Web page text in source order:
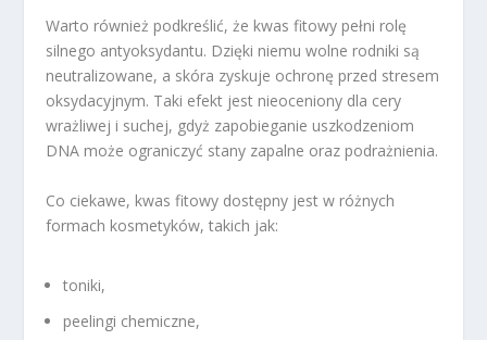
Warto również podkreślić, że kwas fitowy pełni rolę
silnego antyoksydantu. Dzięki niemu wolne rodniki są
neutralizowane, a skóra zyskuje ochronę przed stresem
oksydacyjnym. Taki efekt jest nieoceniony dla cery
wrażliwej i suchej, gdyż zapobieganie uszkodzeniom
DNA może ograniczyć stany zapalne oraz podrażnienia.
Co ciekawe, kwas fitowy dostępny jest w różnych
formach kosmetyków, takich jak:
toniki,
peelingi chemiczne,